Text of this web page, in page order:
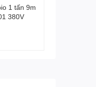
1 tấn 9m
380V